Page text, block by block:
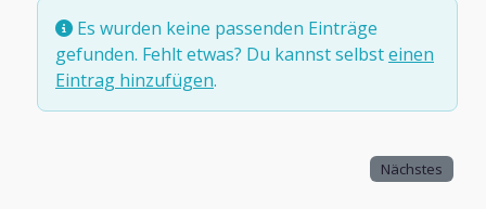
Es wurden keine passenden Einträge
gefunden. Fehlt etwas? Du kannst selbsteinen
Eintrag hinzufügen.
Nächstes